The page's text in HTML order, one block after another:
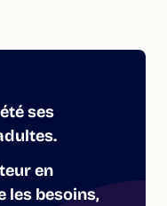
ses
en
les besoins,